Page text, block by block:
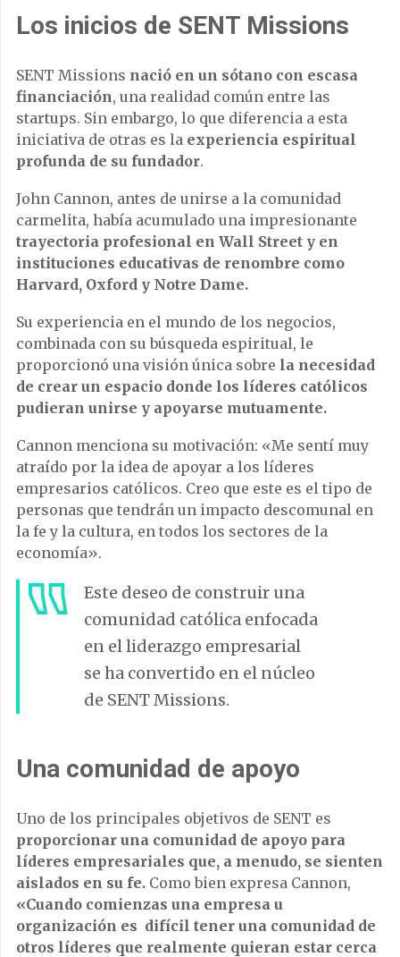
Los inicios de SENT Missions
SENT Missions nació en un sótano con escasa
financiación, una realidad común entre las
startups. Sin embargo, lo que diferencia a esta
iniciativa de otras es la experiencia espiritual
profunda de su fundador.
John Cannon, antes de unirse a la comunidad
carmelita, había acumulado una impresionante
trayectoria profesional en Wall Street y en
instituciones educativas de renombre como
Harvard, Oxford y Notre Dame.
Su experiencia en el mundo de los negocios,
combinada con su búsqueda espiritual, le
proporcionó una visión única sobre la necesidad
de crear un espacio donde los líderes católicos
pudieran unirse y apoyarse mutuamente.
Cannon menciona su motivación: «Me sentí muy
atraído por la idea de apoyar a los líderes
empresarios católicos. Creo que este es el tipo de
personas que tendrán un impacto descomunal en
la fe y la cultura, en todos los sectores de la
economía».
Este deseo de construir una
comunidad católica enfocada
en el liderazgo empresarial
se ha convertido en el núcleo
de SENT Missions.
Una comunidad de apoyo
Uno de los principales objetivos de SENT es
proporcionar una comunidad de apoyo para
líderes empresariales que, a menudo, se sienten
aislados en su fe. Como bien expresa Cannon,
«Cuando comienzas una empresa u
organización es difícil tener una comunidad de
otros líderes que realmente quieran estar cerca